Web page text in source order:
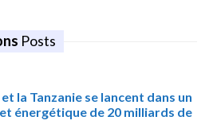
Posts
et la Tanzanie se lancent dans un
énergétique de 20 milliards de